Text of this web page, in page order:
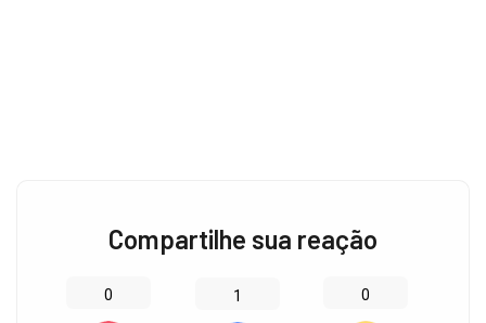
Compartilhe sua reação
0 1 0